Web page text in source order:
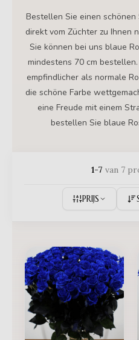
Bestellen Sie einen
direkt vom Züchter zu Ihnen
Sie können bei uns blaue
mindestens 70 cm
empfindlicher als normale
die schöne Farbe
eine Freude mit einem
bestellen Sie blaue
1-7 van 7
PRIJS